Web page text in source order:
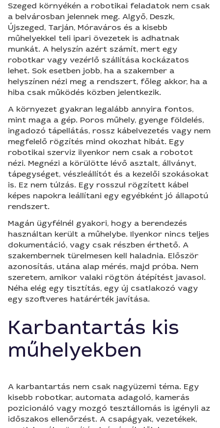
Szeged környékén a robotikai feladatok nem csak
a belvárosban jelennek meg. Algyő, Deszk,
Újszeged, Tarján, Móraváros és a kisebb
műhelyekkel teli ipari övezetek is adhatnak
munkát. A helyszín azért számít, mert egy
robotkar vagy vezérlő szállítása kockázatos
lehet. Sok esetben jobb, ha a szakember a
helyszínen nézi meg a rendszert, főleg akkor, ha a
hiba csak működés közben jelentkezik.
A környezet gyakran legalább annyira fontos,
mint maga a gép. Poros műhely, gyenge földelés,
ingadozó tápellátás, rossz kábelvezetés vagy nem
megfelelő rögzítés mind okozhat hibát. Egy
robotikai szerviz ilyenkor nem csak a robotot
nézi. Megnézi a körülötte lévő asztalt, állványt,
tápegységet, vészleállítót és a kezelői szokásokat
is. Ez nem túlzás. Egy rosszul rögzített kábel
képes napokra leállítani egy egyébként jó állapotú
rendszert.
Magán ügyfélnél gyakori, hogy a berendezés
használtan került a műhelybe. Ilyenkor nincs teljes
dokumentáció, vagy csak részben érthető. A
szakembernek türelmesen kell haladnia. Először
azonosítás, utána alap mérés, majd próba. Nem
szeretem, amikor valaki rögtön átépítést javasol.
Néha elég egy tisztítás, egy új csatlakozó vagy
egy szoftveres határérték javítása.
Karbantartás kis
műhelyekben
A karbantartás nem csak nagyüzemi téma. Egy
kisebb robotkar, automata adagoló, kamerás
pozicionáló vagy mozgó tesztállomás is igényli az
időszakos ellenőrzést. A csapágyak, vezetékek,